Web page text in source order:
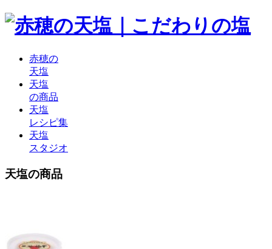
赤穂の
天塩
天塩
の商品
天塩
レシピ集
天塩
スタジオ
天塩の商品